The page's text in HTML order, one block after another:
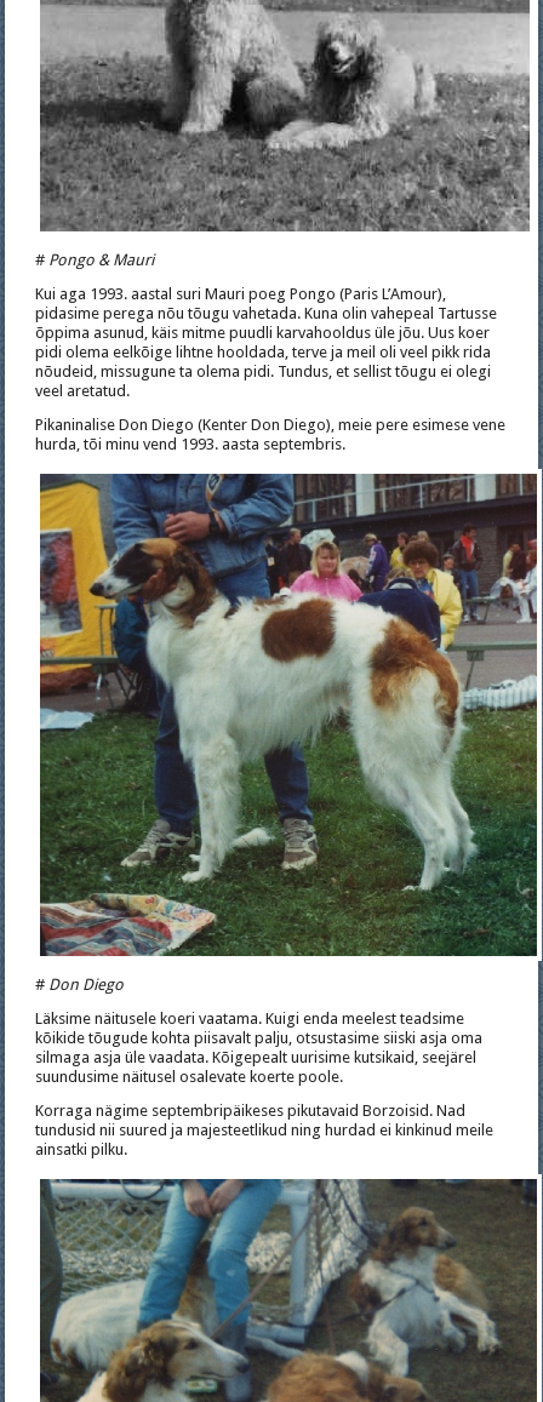
# Pongo & Mauri
Kui aga 1993. aastal suri Mauri poeg Pongo (Paris L’Amour),
pidasime perega nõu tõugu vahetada. Kuna olin vahepeal Tartusse
õppima asunud, käis mitme puudli karvahooldus üle jõu. Uus koer
pidi olema eelkõige lihtne hooldada, terve ja meil oli veel pikk rida
nõudeid, missugune ta olema pidi. Tundus, et sellist tõugu ei olegi
veel aretatud.
Pikaninalise Don Diego (Kenter Don Diego), meie pere esimese vene
hurda, tõi minu vend 1993. aasta septembris.
# Don Diego
Läksime näitusele koeri vaatama. Kuigi enda meelest teadsime
kõikide tõugude kohta piisavalt palju, otsustasime siiski asja oma
silmaga asja üle vaadata. Kõigepealt uurisime kutsikaid, seejärel
suundusime näitusel osalevate koerte poole.
Korraga nägime septembripäikeses pikutavaid Borzoisid. Nad
tundusid nii suured ja majesteetlikud ning hurdad ei kinkinud meile
ainsatki pilku.